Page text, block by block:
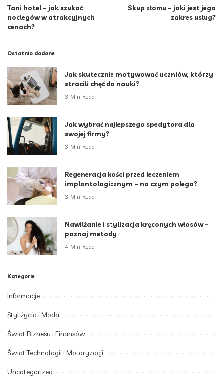
Tani hotel – jak szukać
noclegów w atrakcyjnych
cenach?
Skup złomu – jaki jest jego
zakres usług?
Ostatnio dodane
Jak skutecznie motywować uczniów, którzy
stracili chęć do nauki?
3 Min Read
Jak wybrać najlepszego spedytora dla
swojej firmy?
3 Min Read
Regeneracja kości przed leczeniem
implantologicznym – na czym polega?
3 Min Read
Nawilżanie i stylizacja kręconych włosów –
poznaj metody
4 Min Read
Kategorie
Informacje
Styl życia i Moda
Świat Biznesu i Finansów
Świat Technologii i Motoryzacji
Uncategorized